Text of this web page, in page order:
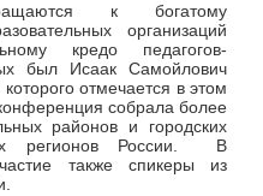
к богатому
организаций
кредо педагогов-
был Исаак Самойлович
отмечается в этом
собрала более
районов и городских
регионов России. В
также спикеры из